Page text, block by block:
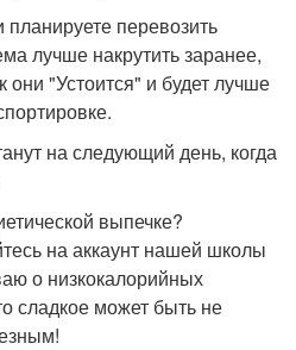
перевозить
лучше накрутить заранее,
они "Устоится" и будет лучше
на следующий день, когда
выпечке?
на аккаунт нашей школы
о низкокалорийных
сладкое может быть не